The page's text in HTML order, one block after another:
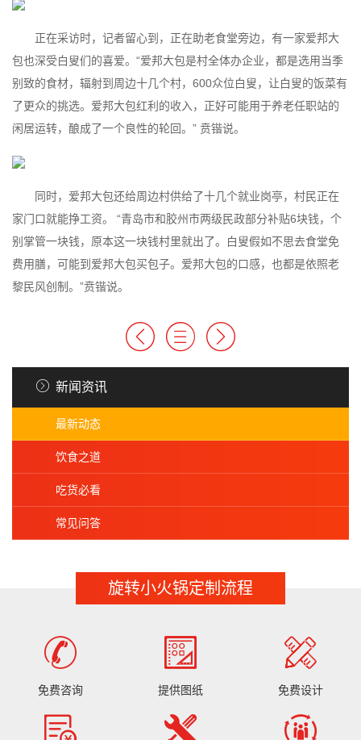
正在采访时，记者留心到，正在助老食堂旁边，有一家爱邦大
包也深受白叟们的喜爱。“爱邦大包是村全体办企业，都是选用当季
别致的食材，辐射到周边十几个村，600众位白叟，让白叟的饭菜有
了更众的挑选。爱邦大包红利的收入，正好可能用于养老任职站的
闲居运转，酿成了一个良性的轮回。” 贲锴说。
同时，爱邦大包还给周边村供给了十几个就业岗亭，村民正在
家门口就能挣工资。 “青岛市和胶州市两级民政部分补贴6块钱，个
别掌管一块钱，原本这一块钱村里就出了。白叟假如不思去食堂免
费用膳，可能到爱邦大包买包子。爱邦大包的口感，也都是依照老
黎民风创制。”贲锴说。
新闻资讯
最新动态
饮食之道
吃货必看
常见问答
旋转小火锅定制流程
免费咨询 提供图纸 免费设计